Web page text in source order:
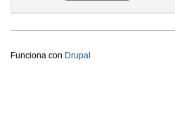
Funciona con Drupal